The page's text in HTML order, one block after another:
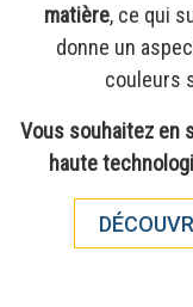
matière, ce qui
donne un
couleurs
Vous souhaitez en
haute